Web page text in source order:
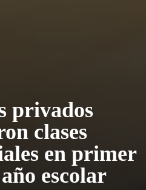
privados
clases
en primer
escolar